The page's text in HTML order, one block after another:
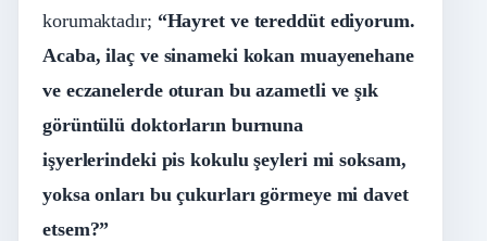
korumaktadır; “Hayret ve tereddüt ediyorum.
Acaba, ilaç ve sinameki kokan muayenehane
ve eczanelerde oturan bu azametli ve şık
görüntülü doktorların burnuna
işyerlerindeki pis kokulu şeyleri mi soksam,
yoksa onları bu çukurları görmeye mi davet
etsem?”